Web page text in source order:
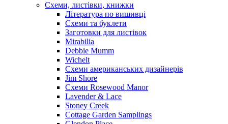
Схеми, листівки, книжки
Література по вишивці
Схеми та буклети
Заготовки для листівок
Mirabilia
Debbie Mumm
Wichelt
Схеми американських дизайнерів
Jim Shore
Cхеми Rosewood Manor
Lavender & Lace
Stoney Creek
Cottage Garden Samplings